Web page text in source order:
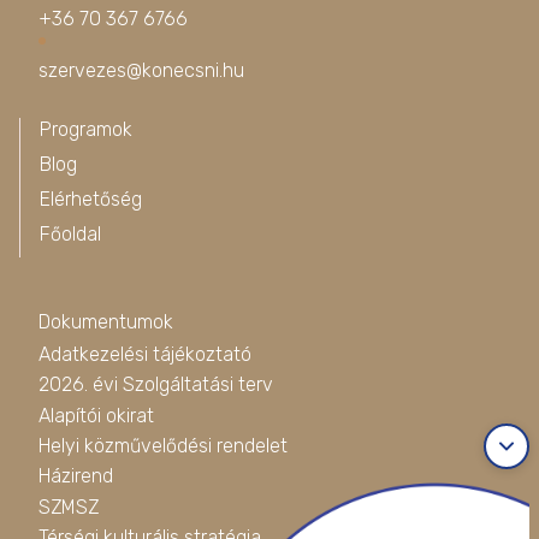
+36 70 367 6766
szervezes@konecsni.hu
Programok
Blog
Elérhetőség
Főoldal
Dokumentumok
Adatkezelési tájékoztató
2026. évi Szolgáltatási terv
Alapítói okirat
Helyi közművelődési rendelet
Házirend
SZMSZ